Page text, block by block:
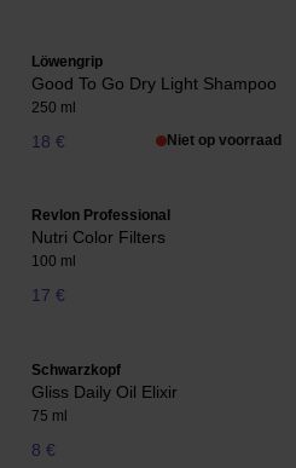
Löwengrip
Good To Go Dry Light Shampoo
250 ml
18 € Niet op voorraad
Revlon Professional
Nutri Color Filters
100 ml
17 €
Schwarzkopf
Gliss Daily Oil Elixir
75 ml
8 €